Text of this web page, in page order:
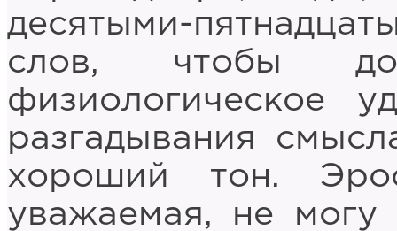
десятыми-
слов, чтобы
физиологическое
разгадывания
хороший тон.
уважаемая, не могу